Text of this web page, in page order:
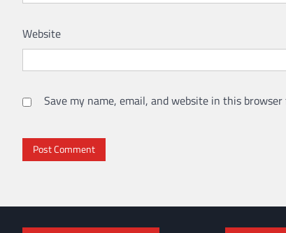
Website
Save my name, email, and website in this